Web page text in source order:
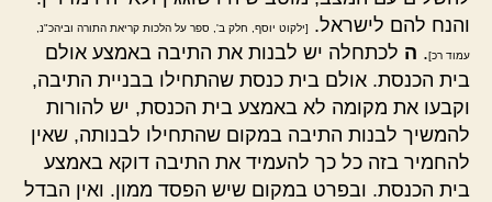
והנח להם לישראל.
[ילקוט יוסף, חלק ב', ספר על הלכות קריאת התורה וביהכ"נ,
עמוד רכ]. ה לכתחלה יש לבנות את התיבה באמצע אולם
בית הכנסת. אולם בית כנסת שהתחילו בבניית התיבה,
וקבעו את מקומה לא באמצע בית הכנסת, יש להורות
להמשיך לבנות התיבה במקום שהתחילו לבנותה, שאין
להחמיר בזה כל כך להעמיד את התיבה דוקא באמצע
בית הכנסת. ובפרט במקום שיש הפסד ממון. ואין הבדל